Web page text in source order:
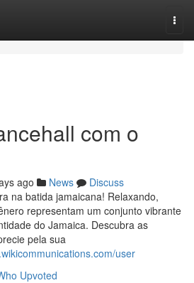
com o
ago News
Discuss
na batida jamaicana! Relaxando,
representam um conjunto vibrante
do Jamaica. Descubra as
pela sua
user
Upvoted